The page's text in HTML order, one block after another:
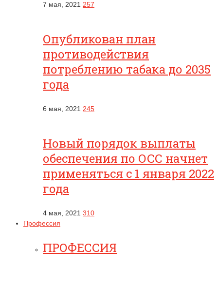
7 мая, 2021 257
Опубликован план
противодействия
потреблению табака до 2035
года
6 мая, 2021 245
Новый порядок выплаты
обеспечения по ОСС начнет
применяться с 1 января 2022
года
4 мая, 2021 310
Профессия
ПРОФЕССИЯ